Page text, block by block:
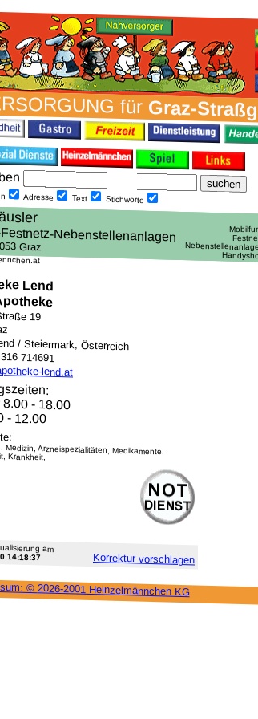
fürGraz-
Adresse Text Stich­worte
Lend
19
/ Steiermark, Österreich
714691
lend.at
8.00 - 18.00
- 12.00
Medizin, Arzneispezialitäten, Medikamente,
Krankheit,
am
14:18:37 Korrektur vor­schlagen
© 2026-2001 Heinzel­männchen KG